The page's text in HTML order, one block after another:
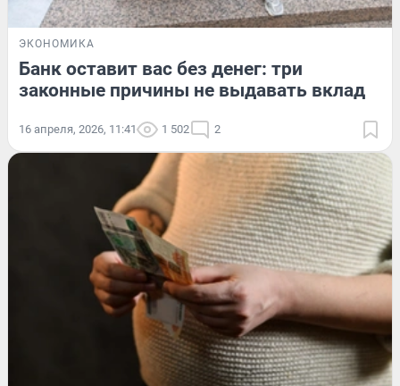
ЭКОНОМИКА
Банк оставит вас без денег: три
законные причины не выдавать вклад
16 апреля, 2026, 11:41 1 502 2